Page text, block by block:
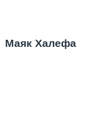
Маяк Халефа